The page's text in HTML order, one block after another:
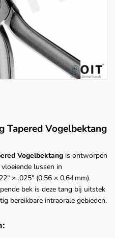
Tapered Vogelbektang
Vogelbektang is ontworpen
lussen in
× .025″ (0,56 × 0,64 mm).
bek is deze tang bij uitstek
bereikbare intraorale gebieden.